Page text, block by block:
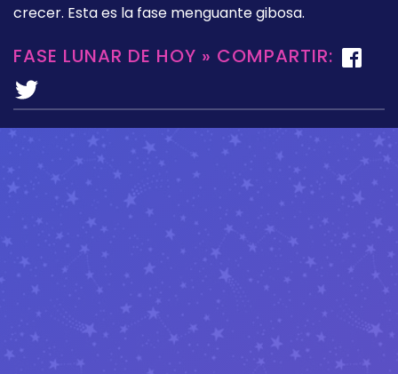
crecer. Esta es la fase menguante gibosa.
FASE LUNAR DE HOY » COMPARTIR: